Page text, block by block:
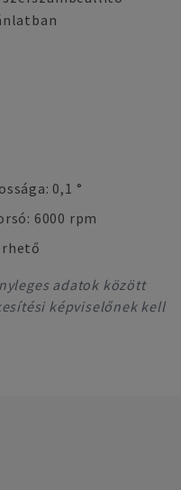
0,1 °
6000 rpm
adatok között
képviselőnek kell